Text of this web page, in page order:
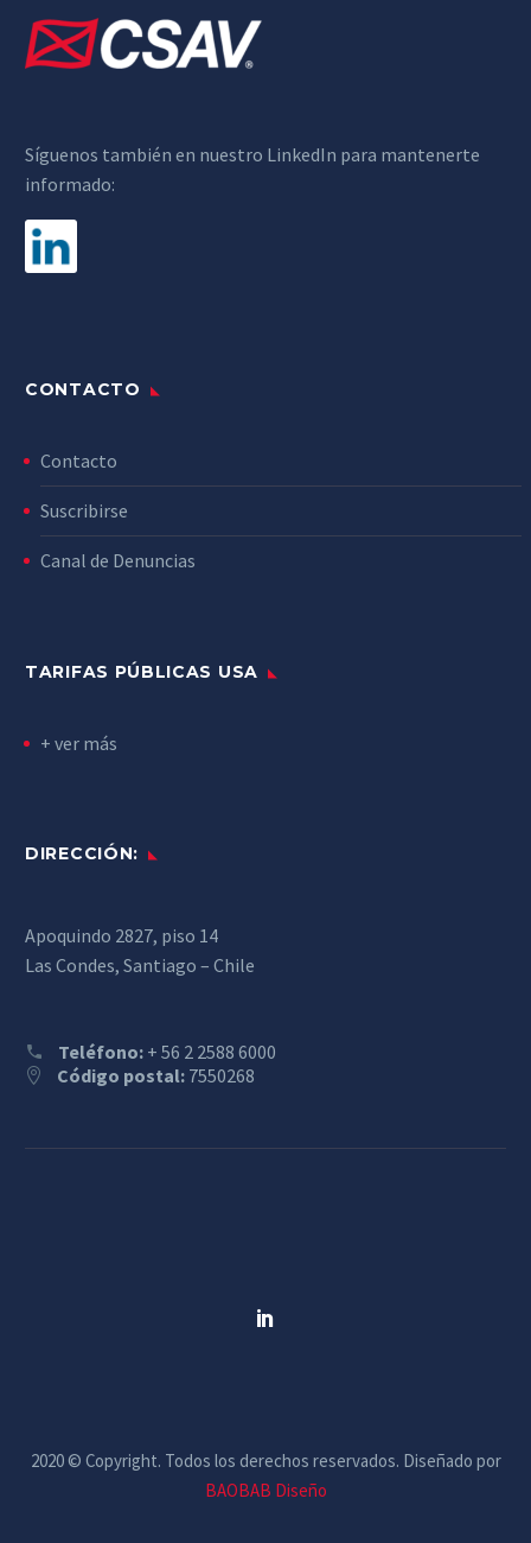
Síguenos también en nuestro LinkedIn para mantenerte
informado:
CONTACTO
Contacto
Suscribirse
Canal de Denuncias
TARIFAS PÚBLICAS USA
+ ver más
DIRECCIÓN:
Apoquindo 2827, piso 14
Las Condes, Santiago – Chile
Teléfono: + 56 2 2588 6000
Código postal: 7550268
2020 © Copyright. Todos los derechos reservados. Diseñado por
BAOBAB Diseño